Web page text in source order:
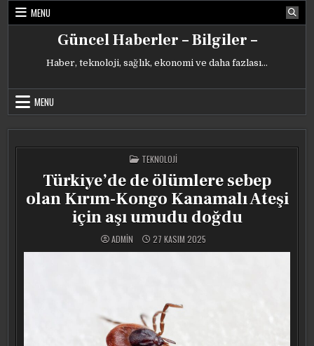
Skip
MENU
Güncel Haberler – Bilgiler –
Haber, teknoloji, sağlık, ekonomi ve daha fazlası…
MENU
POSTED
IN
TEKNOLOJI
Türkiye’de de ölümlere sebep
olan Kırım-Kongo Kanamalı Ateşi
için aşı umudu doğdu
ADMIN 27 KASIM 2025